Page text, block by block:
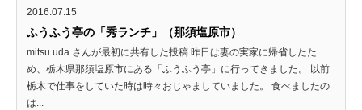
2016.07.15
ふうふう亭の「秀ランチ」（那須塩原市）
mitsu uda さんが最初に共有した投稿 昨日は妻の実家に帰省したた
め、栃木県那須塩原市にある「ふうふう亭」に行ってきました。 以前
栃木で仕事をしていた時は時々おじゃましていました。 食べましたの
は...